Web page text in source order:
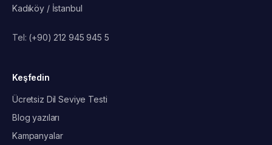
Kadıköy / İstanbul
Tel: (+90) 212 945 945 5
Keşfedin
Ücretsiz Dil Seviye Testi
Blog yazıları
Kampanyalar